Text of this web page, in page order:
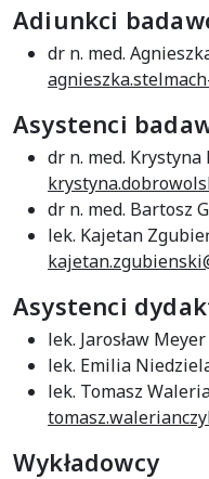
Adiunkci
dr n. med.
Asystenci
dr n. med.
dr n. med. Bartosz
lek. Kajetan
Asystenci
lek. Jarosław Meyer
lek. Emilia
lek. Tomasz
Wykładowcy